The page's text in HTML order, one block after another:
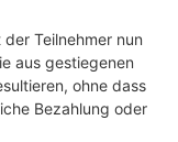
Teilnehmer nun
aus gestiegenen
ohne dass
Bezahlung oder